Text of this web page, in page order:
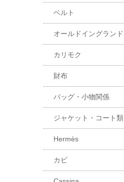
ベルト
オールドイングランド
カリモク
財布
バッグ・小物関係
ジャケット・コート類
Hermès
カビ